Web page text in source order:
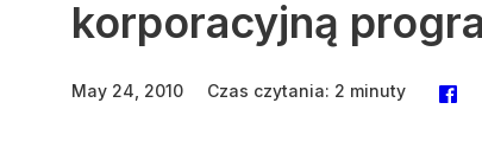
korporacyjną
May 24, 2010 Czas czytania: 2 minuty